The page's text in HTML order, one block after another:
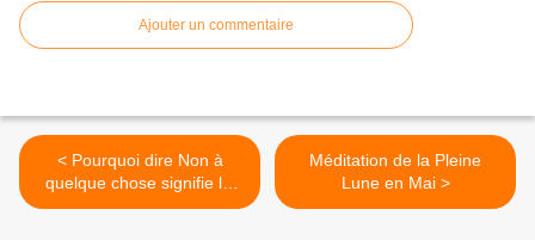
Ajouter un commentaire
< Pourquoi dire Non à
quelque chose signifie lui
dire Oui ?
Méditation de la Pleine
Lune en Mai >